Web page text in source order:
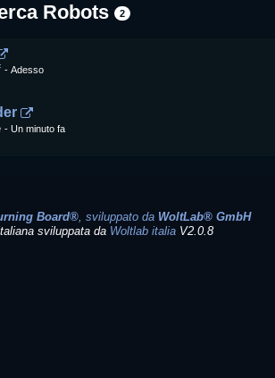
Robots 2
- Adesso
- Un minuto fa
Board®, sviluppato da WoltLab® GmbH
sviluppata da Woltlab italiaV2.0.8